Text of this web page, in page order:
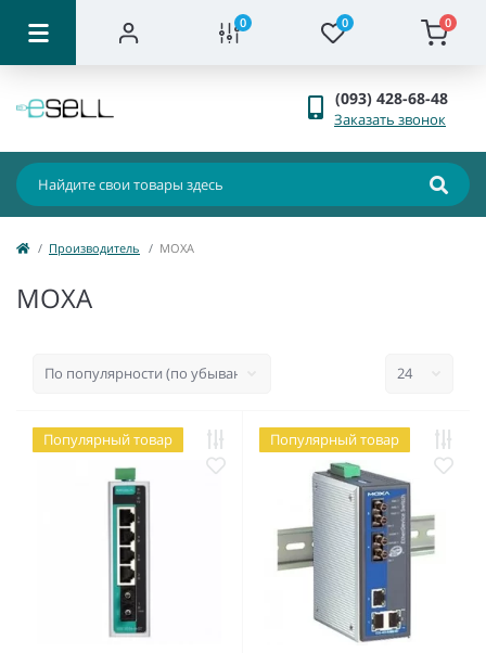
0 0 0
(093) 428-68-48
Заказать звонок
Производитель MOXA
MOXA
Популярный товар Популярный товар